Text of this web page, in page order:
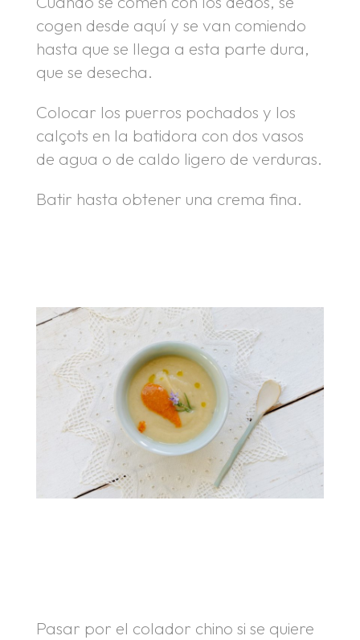
cogen desde aquí y se van comiendo
hasta que se llega a esta parte dura,
que se desecha.
Colocar los puerros pochados y los
calçots en la batidora con dos vasos
de agua o de caldo ligero de verduras.
Batir hasta obtener una crema fina.
Pasar por el colador chino si se quiere